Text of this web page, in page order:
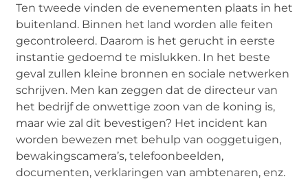
Ten tweede vinden de evenementen plaats in het
buitenland. Binnen het land worden alle feiten
gecontroleerd. Daarom is het gerucht in eerste
instantie gedoemd te mislukken. In het beste
geval zullen kleine bronnen en sociale netwerken
schrijven. Men kan zeggen dat de directeur van
het bedrijf de onwettige zoon van de koning is,
maar wie zal dit bevestigen? Het incident kan
worden bewezen met behulp van ooggetuigen,
bewakingscamera’s, telefoonbeelden,
documenten, verklaringen van ambtenaren, enz.